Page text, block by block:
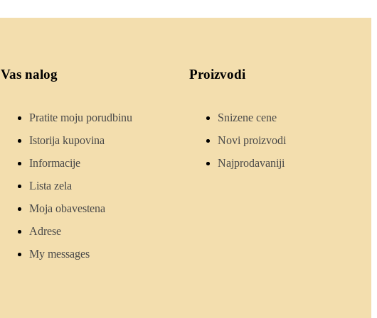
Vas nalog
Pratite moju porudbinu
Istorija kupovina
Informacije
Lista zela
Moja obavestena
Adrese
My messages
Proizvodi
Snizene cene
Novi proizvodi
Najprodavaniji